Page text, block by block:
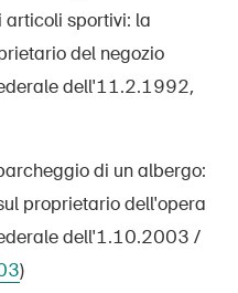
articoli sportivi: la
del negozio
dell'11.2.1992,
di un albergo:
proprietario dell'opera
dell'1.10.2003 /
)